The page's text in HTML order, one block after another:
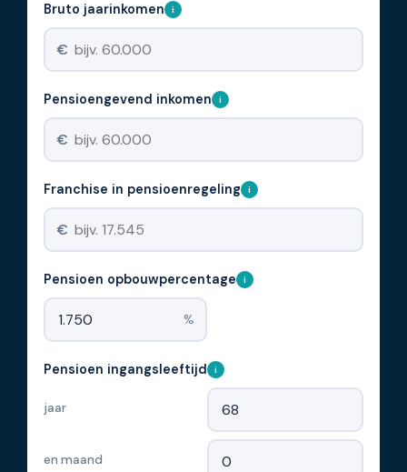
Bruto jaarinkomen i
€
Pensioengevend inkomen i
€
Franchise in pensioenregeling i
€
Pensioen opbouwpercentage i
%
Pensioen ingangsleeftijd i
jaar
en maand